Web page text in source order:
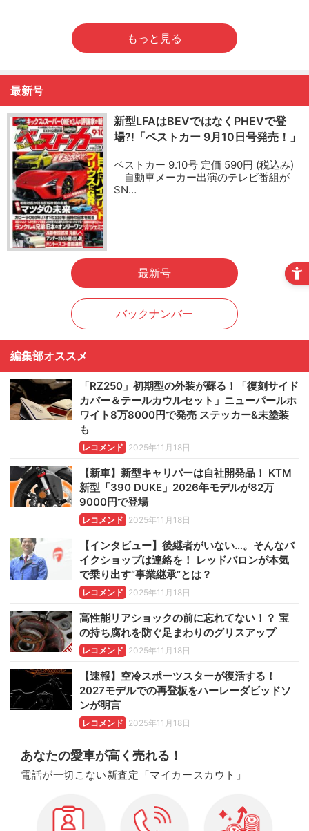
もっと見る
最新号
新型LFAはBEVではなくPHEVで登
場?!「ベストカー 9月10日号発売！」
ベストカー 9.10号 定価 590円 (税込み)
自動車メーカー出演のテレビ番組が
SN…
最新号
バックナンバー
編集部オススメ
「RZ250」初期型の外装が蘇る！「復刻サイド
カバー＆テールカウルセット」ニューパールホ
ワイト8万8000円で発売 ステッカー&未塗装
も
レコメンド 2025年11月18日
【新車】新型キャリパーは自社開発品！ KTM
新型「390 DUKE」2026年モデルが82万
9000円で登場
レコメンド 2025年11月18日
【インタビュー】後継者がいない…。そんなバ
イクショップは連絡を！ レッドバロンが本気
で乗り出す“事業継承”とは？
レコメンド 2025年11月18日
高性能リアショックの前に忘れてない！？ 宝
の持ち腐れを防ぐ足まわりのグリスアップ
レコメンド 2025年11月18日
【速報】空冷スポーツスターが復活する！
2027モデルでの再登板をハーレーダビッドソ
ンが明言
レコメンド 2025年11月18日
あなたの愛車が高く売れる！
電話が一切こない新査定「マイカースカウト」